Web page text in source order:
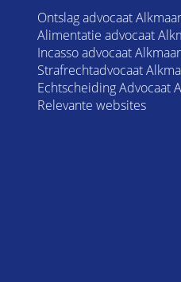
Ontslag advocaat Alkmaar
Alimentatie advocaat
Incasso advocaat Alkmaar
Strafrechtadvocaat
Echtscheiding Advocaat
Relevante websites